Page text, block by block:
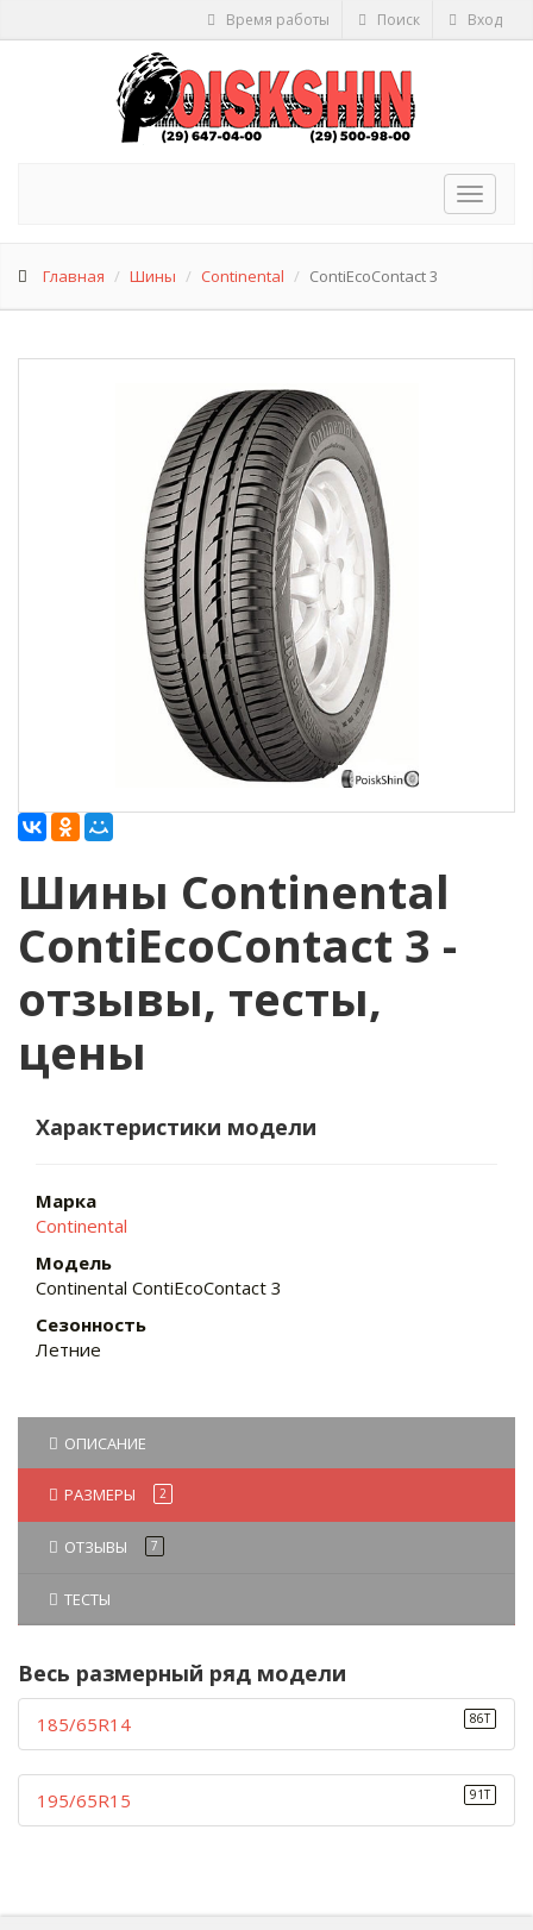
Время работы Поиск Вход
Toggle
Главная Шины Continental ContiEcoContact 3
Шины Continental
ContiEcoContact 3 -
отзывы, тесты,
цены
Характеристики модели
Марка
Continental
Модель
Continental ContiEcoContact 3
Сезонность
Летние
ОПИСАНИЕ
РАЗМЕРЫ 2
ОТЗЫВЫ 7
ТЕСТЫ
Весь размерный ряд модели
86T
185/65R14
91T
195/65R15